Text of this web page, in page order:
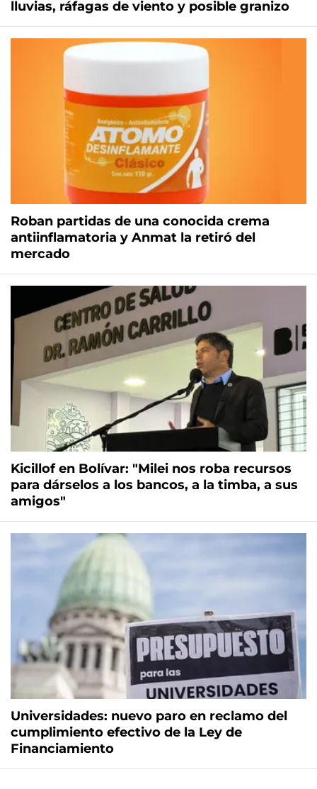
lluvias, ráfagas de viento y posible granizo
Roban partidas de una conocida crema
antiinflamatoria y Anmat la retiró del
mercado
Kicillof en Bolívar: "Milei nos roba recursos
para dárselos a los bancos, a la timba, a sus
amigos"
Universidades: nuevo paro en reclamo del
cumplimiento efectivo de la Ley de
Financiamiento